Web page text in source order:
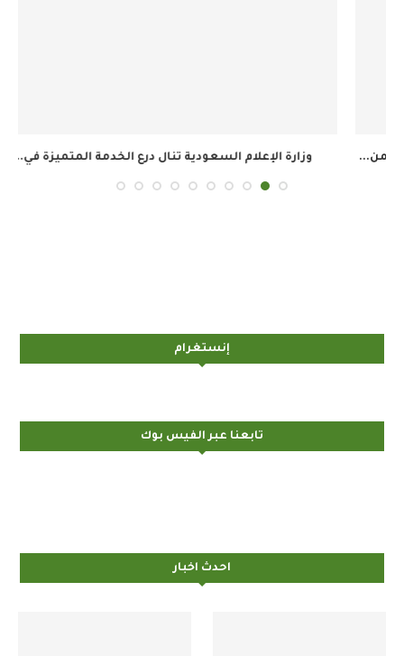
وزارة الإعلام السعودية تنال درع الخدمة المتميزة في...
إنستغرام
تابعنا عبر الفيس بوك
احدث اخبار